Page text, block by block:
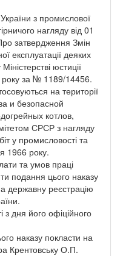
з промислової
нагляду від 01
затвердження Змін
експлуатації деяких
юстиції
року за № 1189/14456.
на території
и безопасной
котлов,
СРСР з нагляду
у промисловості та
1966 року.
та умов праці
подання цього наказу
державну реєстрацію
з дня його офіційного
наказу покласти на
Крентовську О.П.